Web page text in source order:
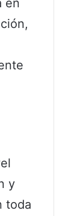
en
y
toda